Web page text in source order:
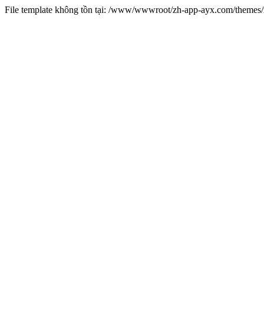
File template không tồn tại: /www/wwwroot/zh-app-ayx.com/